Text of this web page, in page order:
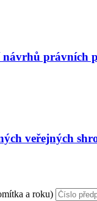
právních
veřejných
a roku)